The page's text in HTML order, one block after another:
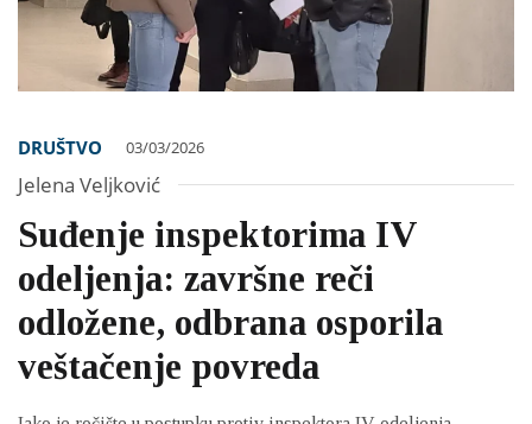
DRUŠTVO 03/03/2026
Jelena Veljković
Suđenje inspektorima IV
odeljenja: završne reči
odložene, odbrana osporila
veštačenje povreda